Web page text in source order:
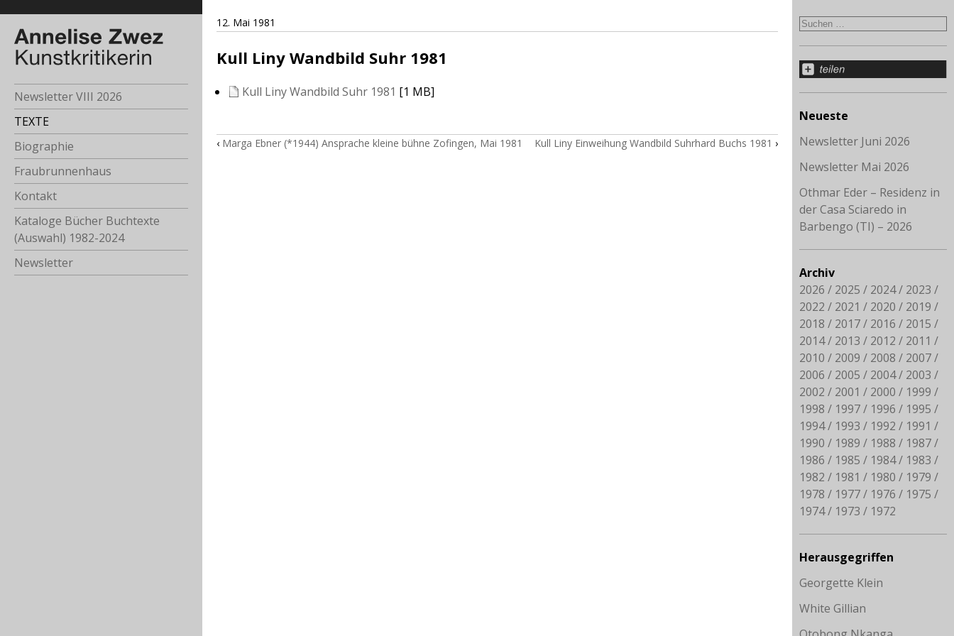
Newsletter VIII 2026
TEXTE
Biographie
Fraubrunnenhaus
Kontakt
Kataloge Bücher Buchtexte
(Auswahl) 1982-2024
Newsletter
12. Mai 1981
Kull Liny Wandbild Suhr 1981
Kull Liny Wandbild Suhr 1981 [1 MB]
‹ Marga Ebner (*1944) Ansprache kleine bühne Zofingen, Mai 1981 Kull Liny Einweihung Wandbild Suhrhard Buchs 1981 ›
Neueste
Newsletter Juni 2026
Newsletter Mai 2026
Othmar Eder – Residenz in
der Casa Sciaredo in
Barbengo (TI) – 2026
Archiv
2026
2025 2024
2023
2022
2021 2020
2019
2018
2017 2016
2015
2014
2013 2012
2011
2010
2009 2008
2007
2006
2005 2004
2003
2002
2001 2000
1999
1998
1997 1996
1995
1994
1993 1992
1991
1990
1989 1988
1987
1986
1985 1984
1983
1982
1981 1980
1979
1978
1977 1976
1975
1974
1973 1972
Herausgegriffen
Georgette Klein
White Gillian